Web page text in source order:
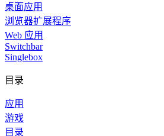
桌面应用
浏览器扩展程序
Web 应用
Switchbar
Singlebox
目录
应用
游戏
目录